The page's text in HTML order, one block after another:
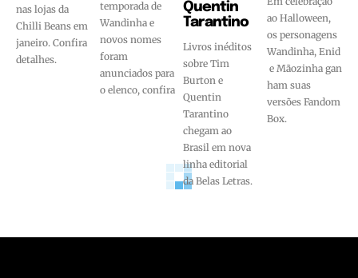
nas lojas da
Chilli Beans em
janeiro. Confira
detalhes.
temporada de
Wandinha e
novos nomes
foram
anunciados para
o elenco, confira
Quentin
Tarantino
Livros inéditos
sobre Tim
Burton e
Quentin
Tarantino
chegam ao
Brasil em nova
linha editorial
da Belas Letras.
ao Halloween,
os personagens
Wandinha, Enid
e Mãozinha gan
ham suas
versões Fandom
Box.